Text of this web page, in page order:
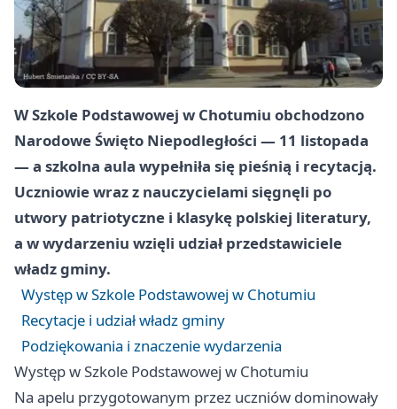
W Szkole Podstawowej w Chotumiu obchodzono
Narodowe Święto Niepodległości — 11 listopada
— a szkolna aula wypełniła się pieśnią i recytacją.
Uczniowie wraz z nauczycielami sięgnęli po
utwory patriotyczne i klasykę polskiej literatury,
a w wydarzeniu wzięli udział przedstawiciele
władz gminy.
Występ w Szkole Podstawowej w Chotumiu
Recytacje i udział władz gminy
Podziękowania i znaczenie wydarzenia
Występ w Szkole Podstawowej w Chotumiu
Na apelu przygotowanym przez uczniów dominowały